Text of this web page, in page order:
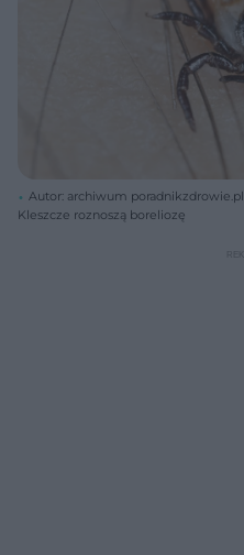
Autor: archiwum poradnikzdrowie.pl
Kleszcze roznoszą boreliozę